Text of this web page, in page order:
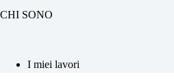
CHI SONO
I miei lavori